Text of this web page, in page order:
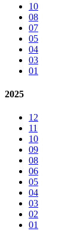
10
08
07
05
04
03
01
2025
12
11
10
09
08
06
05
04
03
02
01